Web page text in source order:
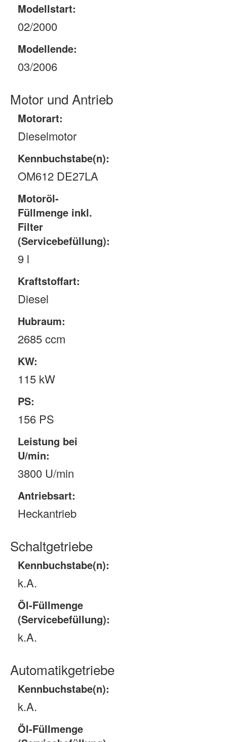
Modellstart:
02/2000
Modellende:
03/2006
Motor und Antrieb
Motorart:
Dieselmotor
Kennbuchstabe(n):
OM612 DE27LA
Motoröl-
Füllmenge inkl.
Filter
(Servicebefüllung):
9 l
Kraftstoffart:
Diesel
Hubraum:
2685 ccm
KW:
115 kW
PS:
156 PS
Leistung bei
U/min:
3800 U/min
Antriebsart:
Heckantrieb
Schaltgetriebe
Kennbuchstabe(n):
k.A.
Öl-Füllmenge
(Servicebefüllung):
k.A.
Automatikgetriebe
Kennbuchstabe(n):
k.A.
Öl-Füllmenge